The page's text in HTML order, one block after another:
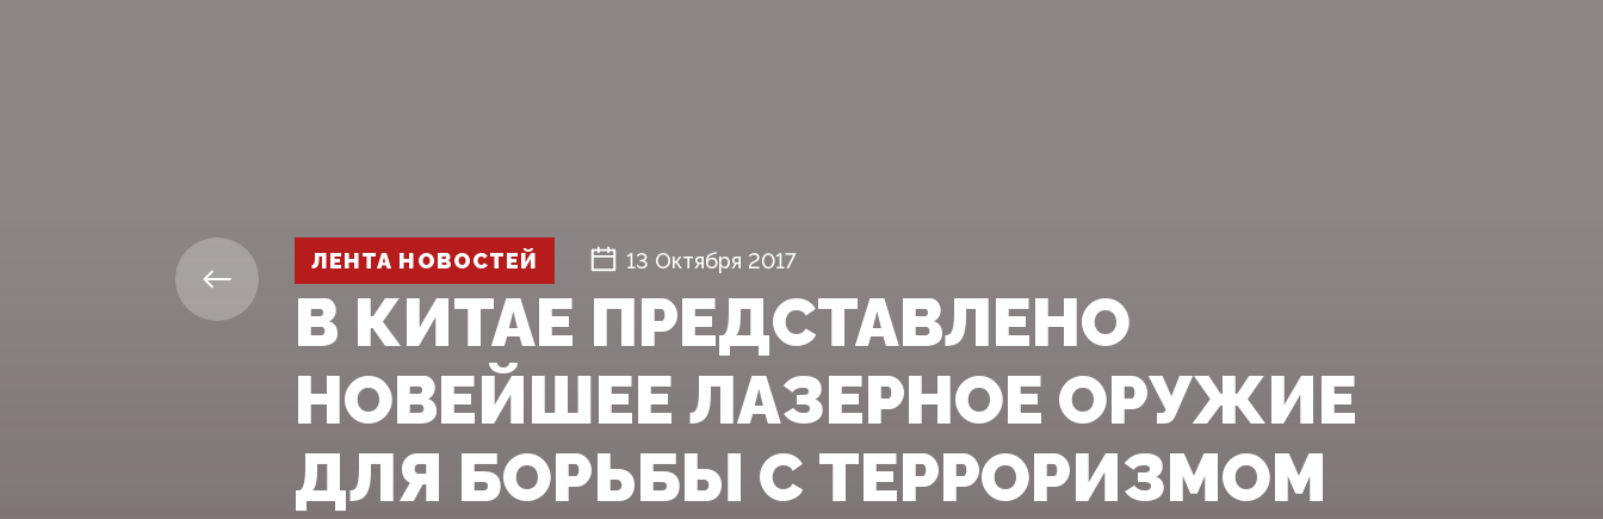
ЛЕНТА НОВОСТЕЙ 13 Октября 2017
В КИТАЕ ПРЕДСТАВЛЕНО
НОВЕЙШЕЕ ЛАЗЕРНОЕ ОРУЖИЕ
ДЛЯ БОРЬБЫ С ТЕРРОРИЗМОМ‍